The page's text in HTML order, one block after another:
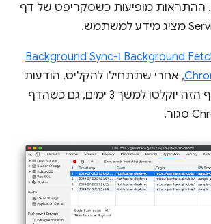
ל-service worker. ההתראות מופיעות כשסקריפט של דף
תכונות Background Fetch ו-Background Sync
, אחרי שתתחילו להקליט, הודעות
פוש והתראות בדף הזה יוקלטו למשך 3 ימים, גם כשהדף